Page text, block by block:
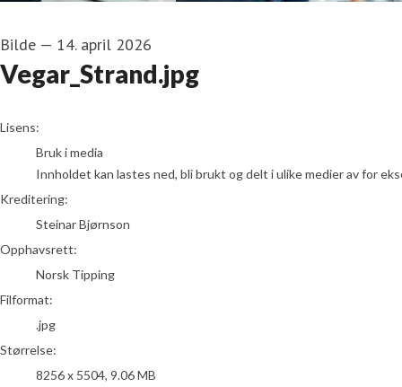
Bilde — 14. april 2026
Vegar_Strand.jpg
Steinar Bjørnson
Lisens:
Bruk i media
Innholdet kan lastes ned, bli brukt og delt i ulike medier av for
Kreditering:
Steinar Bjørnson
Opphavsrett:
Norsk Tipping
Filformat:
.jpg
Størrelse:
8256 x 5504, 9.06 MB